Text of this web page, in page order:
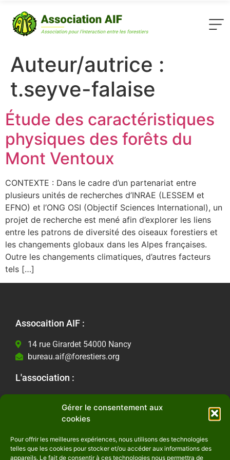
Gérer le consentement aux
cookies
Pour offrir les meilleures expériences, nous utilisons des technologies
telles que les cookies pour stocker et/ou accéder aux informations des
appareils. Le fait de consentir à ces technologies nous permettra de
Auteur/autrice :
t.seyve-falaise
Étude des caractéristiques
physiques des forêts du
Mont Ventoux
CONTEXTE : Dans le cadre d’un partenariat entre
plusieurs unités de recherches d’INRAE (LESSEM et
EFNO) et l’ONG OSI (Objectif Sciences International), un
projet de recherche est mené afin d’explorer les liens
entre les patrons de diversité des oiseaux forestiers et
les changements globaux dans les Alpes françaises.
Outre les changements climatiques, d’autres facteurs
tels […]
Assocaition AIF :
14 rue Girardet 54000 Nancy
bureau.aif@forestiers.org
L'association :
Contactez-nous
Mentions Légales